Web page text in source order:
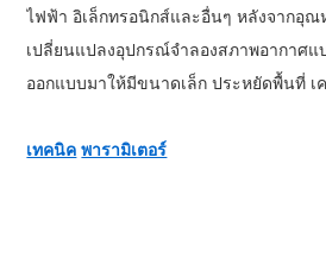
ไฟฟ้า อิเล็กทรอนิกส์และอื่นๆ หลังจากอุ
เปลี่ยนแปลงอุปกรณ์จำลองสภาพอากาศแ
ออกแบบมาให้มีขนาดเล็ก ประหยัดพื้นที่ เ
เทคนิค พารามิเตอร์